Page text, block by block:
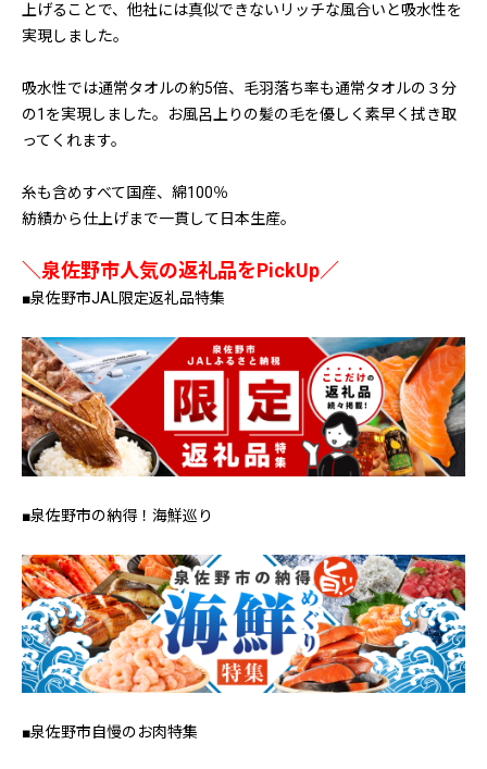
上げることで、他社には真似できないリッチな風合いと吸水性を
実現しました。
吸水性では通常タオルの約5倍、毛羽落ち率も通常タオルの３分
の1を実現しました。お風呂上りの髪の毛を優しく素早く拭き取
ってくれます。
糸も含めすべて国産、綿100％
紡績から仕上げまで一貫して日本生産。
＼泉佐野市人気の返礼品をPickUp／
■泉佐野市JAL限定返礼品特集
■泉佐野市の納得！海鮮巡り
■泉佐野市自慢のお肉特集